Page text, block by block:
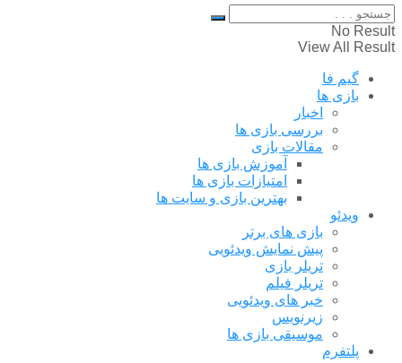
No Result
View All Result
گیم فا
بازی ها
اخبار
بررسی بازی ها
مقالات بازی
آموزش بازی ها
امتیازات بازی ها
بهترین بازی و سایت ها
ویدئو
بازی های برتر
پیش نمایش ویدئویی
تریلر بازی
تریلر فیلم
خبر های ویدئویی
زیرنویس
موسیقی بازی ها
پلتفرم